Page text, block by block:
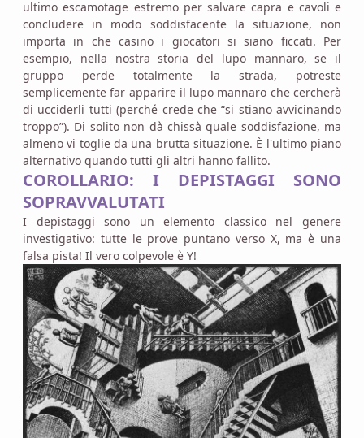
ultimo escamotage estremo per salvare capra e cavoli e
concludere in modo soddisfacente la situazione, non
importa in che casino i giocatori si siano ficcati. Per
esempio, nella nostra storia del lupo mannaro, se il
gruppo perde totalmente la strada, potreste
semplicemente far apparire il lupo mannaro che cercherà
di ucciderli tutti (perché crede che “si stiano avvicinando
troppo”). Di solito non dà chissà quale soddisfazione, ma
almeno vi toglie da una brutta situazione. È l'ultimo piano
alternativo quando tutti gli altri hanno fallito.
COROLLARIO: I DEPISTAGGI SONO
SOPRAVVALUTATI
I depistaggi sono un elemento classico nel genere
investigativo: tutte le prove puntano verso X, ma è una
falsa pista! Il vero colpevole è Y!